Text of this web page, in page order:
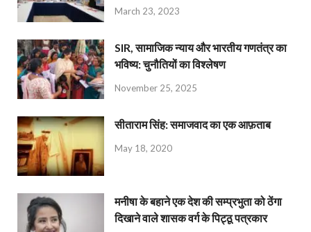
March 23, 2023
SIR, सामाजिक न्याय और भारतीय गणतंत्र का
भविष्य: चुनौतियों का विश्लेषण
November 25, 2025
सीताराम सिंह: समाजवाद का एक आफ़ताब
May 18, 2020
मनीषा के बहाने एक देश की सम्प्रभुता को ठेंगा
दिखाने वाले शासक वर्ग के पिट्ठू पत्रकार